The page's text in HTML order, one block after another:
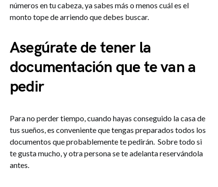
números en tu cabeza, ya sabes más o menos cuál es el
monto tope de arriendo que debes buscar.
Asegúrate de tener la
documentación que te van a
pedir
Para no perder tiempo, cuando hayas conseguido la casa de
tus sueños, es conveniente que tengas preparados todos los
documentos que probablemente te pedirán. Sobre todo si
te gusta mucho, y otra persona se te adelanta reservándola
antes.